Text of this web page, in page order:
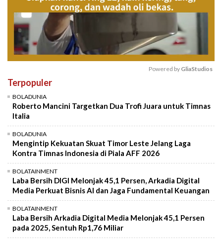
Powered by GliaStudios
Terpopuler
BOLADUNIA
Roberto Mancini Targetkan Dua Trofi Juara untuk Timnas
Italia
BOLADUNIA
Mengintip Kekuatan Skuat Timor Leste Jelang Laga
Kontra Timnas Indonesia di Piala AFF 2026
BOLATAINMENT
Laba Bersih DIGI Melonjak 45,1 Persen, Arkadia Digital
Media Perkuat Bisnis AI dan Jaga Fundamental Keuangan
BOLATAINMENT
Laba Bersih Arkadia Digital Media Melonjak 45,1 Persen
pada 2025, Sentuh Rp1,76 Miliar